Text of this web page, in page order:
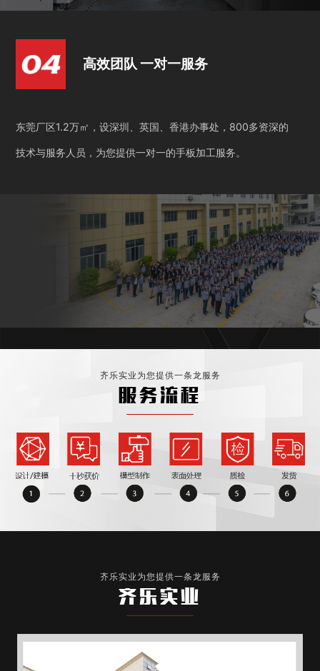
高效团队 一对一服务
东莞厂区1.2万㎡，设深圳、英国、香港办事处，800多资深的
技术与服务人员，为您提供一对一的手板加工服务。
齐乐实业为您提供一条龙服务
服务流程
齐乐实业为您提供一条龙服务
齐乐实业